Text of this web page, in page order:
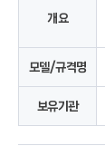
개요
모델/규격명
보유기관